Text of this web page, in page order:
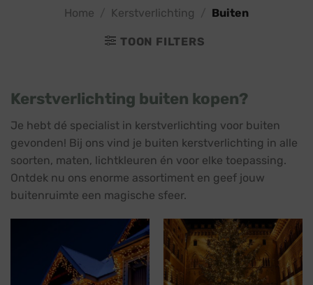
Home Kerstverlichting Buiten
TOON FILTERS
Kerstverlichting buiten kopen?
Je hebt dé specialist in kerstverlichting voor buiten
gevonden! Bij ons vind je buiten kerstverlichting in alle
soorten, maten, lichtkleuren én voor elke toepassing.
Ontdek nu ons enorme assortiment en geef jouw
buitenruimte een magische sfeer.